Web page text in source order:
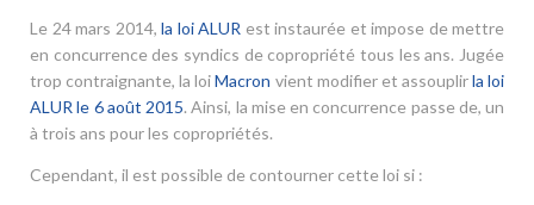
Le 24 mars 2014, la loi ALUR est instaurée et impose de mettre
en concurrence des syndics de copropriété tous les ans. Jugée
trop contraignante, la loiMacron vient modifier et assouplirla loi
ALUR le 6 août 2015. Ainsi, la mise en concurrence passe de, un
à trois ans pour les copropriétés.
Cependant, il est possible de contourner cette loi si :